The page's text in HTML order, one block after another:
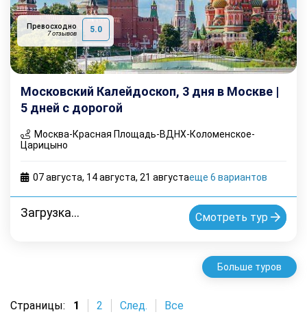
Превосходно
7 отзывов 5.0
Московский Калейдоскоп, 3 дня в Москве |
5 дней с дорогой
Москва-Красная Площадь-ВДНХ-Коломенское-
Царицыно
07 августа, 14 августа, 21 августаеще 6 вариантов
Загрузка... Смотреть тур
Больше туров
Страницы: 1 2 След. Все